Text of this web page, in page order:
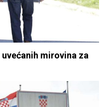
mirovina za